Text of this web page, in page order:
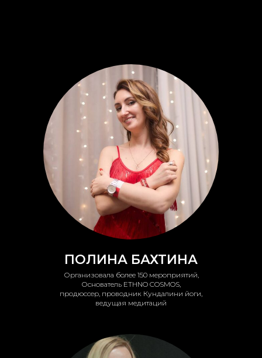
ПОЛИНА БАХТИНА
Организовала более 150 мероприятий,
Основатель ETHNO COSMOS,
продюссер, проводник Кундалини йоги,
ведущая медитаций